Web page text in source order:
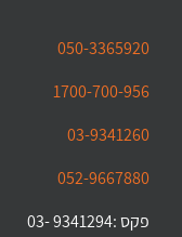
050-3365920
1700-700-956
03-9341260
052-9667880
פקס :9341294 -03